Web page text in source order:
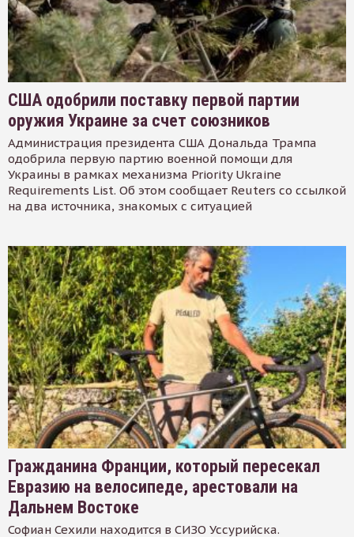
США одобрили поставку первой партии
оружия Украине за счет союзников
Администрация президента США Дональда Трампа
одобрила первую партию военной помощи для
Украины в рамках механизма Priority Ukraine
Requirements List. Об этом сообщает Reuters со ссылкой
на два источника, знакомых с ситуацией
Гражданина Франции, который пересекал
Евразию на велосипеде, арестовали на
Дальнем Востоке
Софиан Сехили находится в СИЗО Уссурийска.